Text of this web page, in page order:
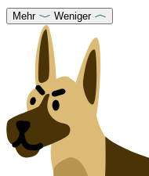
Mehr Weniger